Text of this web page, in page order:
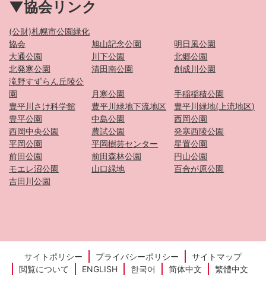
▼協会リンク
(公財)札幌市公園緑化
協会
旭山記念公園
明日風公園
大通公園
川下公園
北郷公園
北発寒公園
清田南公園
創成川公園
滝野すずらん丘陵公
園
月寒公園
手稲稲積公園
豊平川さけ科学館
豊平川緑地下流地区
豊平川緑地(上流地区)
豊平公園
中島公園
西岡公園
西岡中央公園
農試公園
発寒西陵公園
平岡公園
平岡樹芸センター
星置公園
前田公園
前田森林公園
円山公園
モエレ沼公園
山口緑地
百合が原公園
吉田川公園
サイトポリシー プライバシーポリシー
サイトマップ
閲覧について
ENGLISH 한국어 简体中文 繁體中文